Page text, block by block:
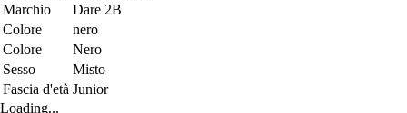
Marchio
Dare 2B
Colore
nero
Colore
Nero
Sesso
Misto
Fascia d'età Junior
Loading...